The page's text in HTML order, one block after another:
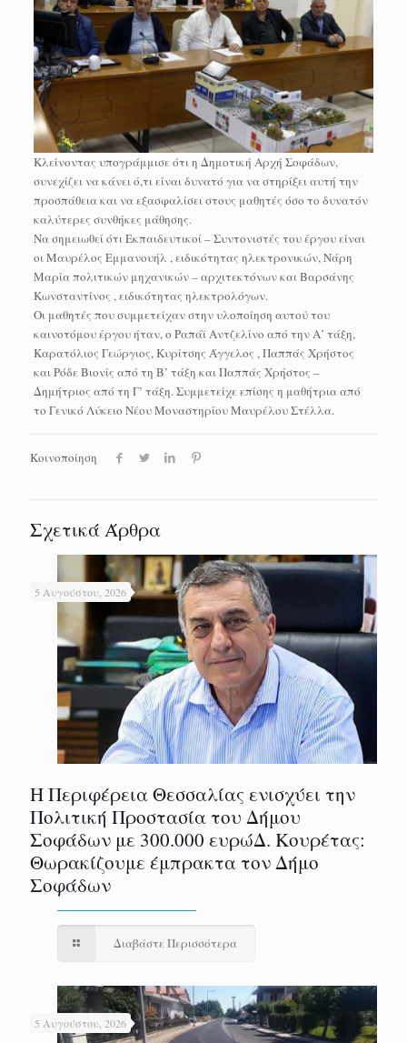
Κλείνοντας υπογράμμισε ότι η Δημοτική Αρχή Σοφάδων,
συνεχίζει να κάνει ό,τι είναι δυνατό για να στηρίξει αυτή την
προσπάθεια και να εξασφαλίσει στους μαθητές όσο το δυνατόν
καλύτερες συνθήκες μάθησης.
Να σημειωθεί ότι Εκπαιδευτικοί – Συντονιστές του έργου είναι
οι Μαυρέλος Εμμανουήλ , ειδικότητας ηλεκτρονικών, Νάρη
Μαρία πολιτικών μηχανικών – αρχιτεκτόνων και Βαρσάνης
Κωνσταντίνος , ειδικότητας ηλεκτρολόγων.
Οι μαθητές που συμμετείχαν στην υλοποίηση αυτού του
καινοτόμου έργου ήταν, ο Ραπάϊ Αντζελίνο από την Α’ τάξη,
Καρατόλιος Γεώργιος, Κυρίτσης Άγγελος , Παππάς Χρήστος
και Ρόδε Βιονίς από τη Β’ τάξη και Παππάς Χρήστος –
Δημήτριος από τη Γ’ τάξη. Συμμετείχε επίσης η μαθήτρια από
το Γενικό Λύκειο Νέου Μοναστηρίου Μαυρέλου Στέλλα.
Κοινοποίηση
Σχετικά Άρθρα
5 Αυγούστου, 2026
Η Περιφέρεια Θεσσαλίας ενισχύει την
Πολιτική Προστασία του Δήμου
Σοφάδων με 300.000 ευρώΔ. Κουρέτας:
Θωρακίζουμε έμπρακτα τον Δήμο
Σοφάδων
Διαβάστε Περισσότερα
5 Αυγούστου, 2026